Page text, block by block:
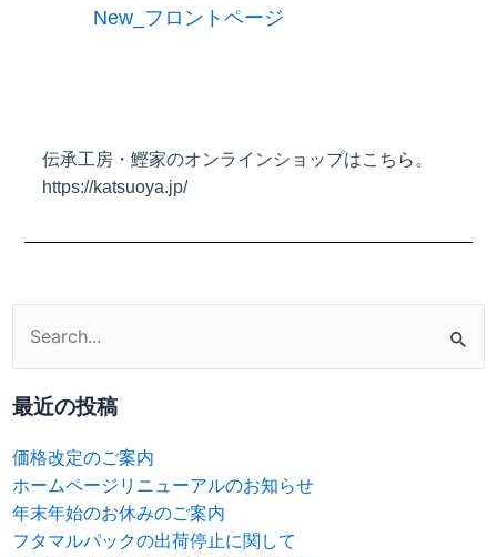
New_フロントページ
伝承工房・鰹家のオンラインショップはこちら。
https://katsuoya.jp/
索
対
象:
最近の投稿
価格改定のご案内
ホームページリニューアルのお知らせ
年末年始のお休みのご案内
フタマルパックの出荷停止に関して